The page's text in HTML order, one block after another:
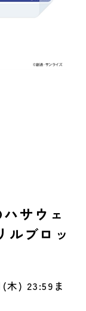
サウェ
ルブロッ
(木) 23:59ま